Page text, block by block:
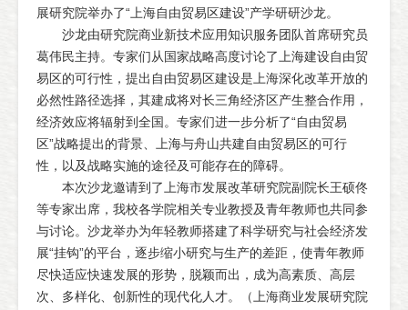
展研究院举办了“上海自由贸易区建设”产学研研沙龙。
沙龙由研究院商业新技术应用知识服务团队首席研究员
葛伟民主持。专家们从国家战略高度讨论了上海建设自由贸
易区的可行性，提出自由贸易区建设是上海深化改革开放的
必然性路径选择，其建成将对长三角经济区产生整合作用，
经济效应将辐射到全国。专家们进一步分析了“自由贸易
区”战略提出的背景、上海与舟山共建自由贸易区的可行
性，以及战略实施的途径及可能存在的障碍。
本次沙龙邀请到了上海市发展改革研究院副院长王硕佟
等专家出席，我校各学院相关专业教授及青年教师也共同参
与讨论。沙龙举办为年轻教师搭建了科学研究与社会经济发
展“挂钩”的平台，逐步缩小研究与生产的差距，使青年教师
尽快适应快速发展的形势，脱颖而出，成为高素质、高层
次、多样化、创新性的现代化人才。（上海商业发展研究院